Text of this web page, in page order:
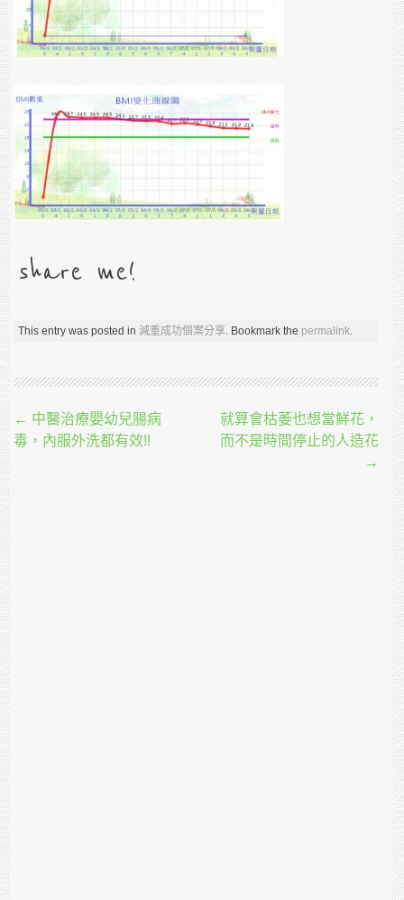
share me!
This entry was posted in 減重成功個案分享 . Bookmark the permalink
Post navigation
← 中醫治療嬰幼兒腸病
毒，內服外洗都有效!!
就算會枯萎也想當鮮花，
而不是時間停止的人造花
→